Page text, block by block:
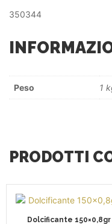
350344
Peso 1
PRODOTTI
Dolcificante 150×0,8gr